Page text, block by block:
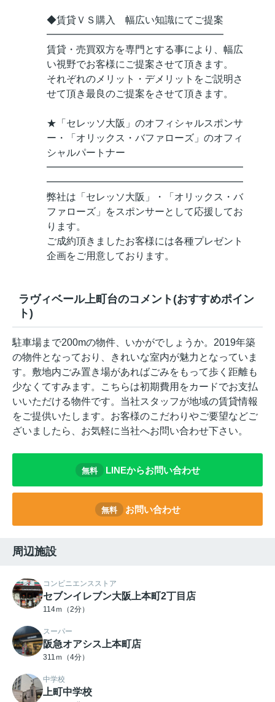
◆賃貸ＶＳ購入 幅広い知識にてご提案
━━━━━━━━━━━━━━━━━━
賃貸・売買双方を専門とする事により、幅広
い視野でお客様にご提案させて頂きます。
それぞれのメリット・デメリットをご説明さ
せて頂き最良のご提案をさせて頂きます。
★「セレッソ大阪」のオフィシャルスポンサ
ー・「オリックス・バファローズ」のオフィ
シャルパートナー
━━━━━━━━━━━━━━━━━━━━
━━━━━━━━━━━━━━━━━━━━
弊社は「セレッソ大阪」・「オリックス・バ
ファローズ」をスポンサーとして応援してお
ります。
ご成約頂きましたお客様には各種プレゼント
企画をご用意しております。
ラヴィベール上町台のコメント(おすすめポイン
ト)
駐車場まで200mの物件、いかがでしょうか。2019年築
の物件となっており、きれいな室内が魅力となっていま
す。敷地内ごみ置き場があればごみをもって歩く距離も
少なくてすみます。こちらは初期費用をカードでお支払
いいただける物件です。当社スタッフが地域の賃貸情報
をご提供いたします。お客様のこだわりやご要望などご
ざいましたら、お気軽に当社へお問い合わせ下さい。
無料 LINEからお問い合わせ
無料 お問い合わせ
周辺施設
コンビニエンスストア
セブンイレブン大阪上本町2丁目店
114ｍ（2分）
スーパー
阪急オアシス上本町店
311ｍ（4分）
中学校
上町中学校